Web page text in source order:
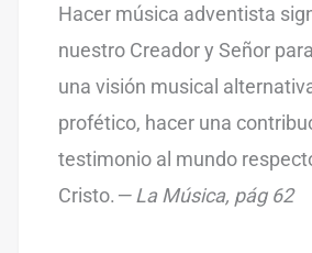
Hacer música adventista
nuestro Creador y Señor
una visión musical
profético, hacer una
testimonio al mundo
Cristo. — La Música, pág 62